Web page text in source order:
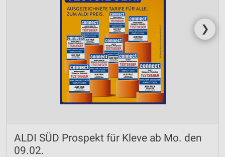
❯
ALDI SÜD Prospekt für Kleve ab Mo. den
09.02.